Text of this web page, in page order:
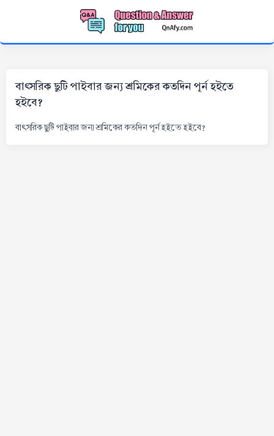
বাৎসরিক ছুটি পাইবার জন্য শ্রমিকের কতদিন পূর্ন হইতে
হইবে?
বাৎসরিক ছুটি পাইবার জন্য শ্রমিকের কতদিন পূর্ন হইতে হইবে?